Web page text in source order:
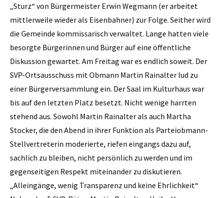
„Sturz“ von Bürgermeister Erwin ­Wegmann (er arbeitet
mittlerweile wieder als Eisenbahner) zur Folge. Seither wird
die Gemeinde kommissarisch verwaltet. Lange hatten viele
besorgte Bürgerinnen und Bürger auf eine öffentliche
Diskussion gewartet. Am Freitag war es endlich soweit. Der
SVP-Ortsausschuss mit Obmann Martin Rainalter lud zu
einer Bürgerversammlung ein. Der Saal im Kulturhaus war
bis auf den letzten Platz besetzt. Nicht wenige harrten
stehend aus. Sowohl Martin Rainalter als auch Martha
Stocker, die den Abend in ihrer Funktion als Parteiobmann-
Stellvertreterin moderierte, riefen eingangs dazu auf,
sachlich zu bleiben, nicht persönlich zu werden und im
gegenseitigen Respekt miteinander zu diskutieren.
„Alleingänge, wenig Transparenz und keine Ehrlichkeit“